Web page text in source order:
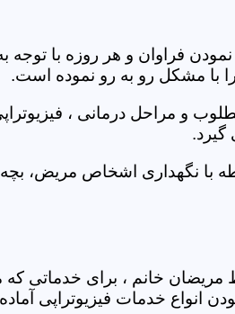
فراوان و هر روزه با
با مشکل رو به رو نموده است.
و مراحل درمانی ،
با نگهداری اشخاص مریض،
خانم ، برای خدماتی
انواع خدمات فیزیوتراپی